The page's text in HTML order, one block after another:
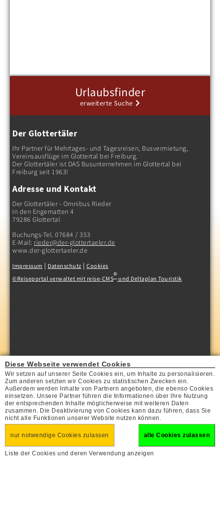
Urlaubsfinder
erweiterte Suche
Der Glottertäler
Ihr Partner für Mehrtages- und Tagesreisen, Busvermietung,
Vereinsausflüge im Glottertal bei Freiburg.
Der Glottertäler ist DAS Busunternehmen im Glottertal bei
Freiburg seit 1963!
Adresse und Kontakt
Der Glottertäler - Omnibus Rieder
In den Engematten 4
79286 Glottertal
Buchungs-Tel. 07684 / 353
E-Mail: rieder@der-glottertaeler.de
www.der-glottertaeler.de
Impressum | Datenschutz | Cookies
©Reiseportal verwaltet mit reise-CMS®und Deltaplan Touristik
Diese Webseite verwendet Cookies
Wir setzen auf unserer Seite Cookies ein, um Inhalte zu personalisieren.
Zum anderen setzten wir Cookies zu statistischen Zwecken ein.
Außerdem werden Inhalte von Partnern angeboten, die ebenso Cookies
einsetzen. Unsere Partner führen die Informationen über Ihre Nutzung
der entsprechenden Inhalte möglicherweise mit weiteren Daten
zusammen. Die Deaktivierung von Cookies kann dazu führen, dass Sie
nicht alle Funktionen unserer Website nutzen können.
nur notwendige Cookies zulassen alle Cookies zulassen
Liste der Cookies und deren Verwendung anzeigen